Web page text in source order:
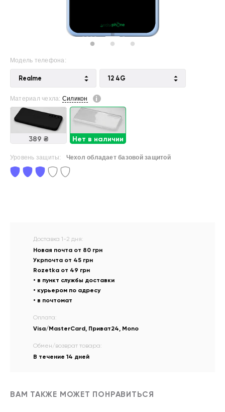
Модель телефона:
Realme 12 4G
Материал чехла: Силикон
389 ₴ Нет в наличии
Уровень защиты: Чехол обладает базовой защитой
Доставка 1-2 дня:
Новая почта от 80 грн
Укрпочта от 45 грн
Rozetka от 49 грн
• в пункт службы доставки
• курьером по адресу
• в почтомат
Оплата:
Visa/MasterCard, Приват24, Mono
Обмен/возврат товара:
В течение 14 дней
ВАМ ТАКЖЕ МОЖЕТ ПОНРАВИТЬСЯ